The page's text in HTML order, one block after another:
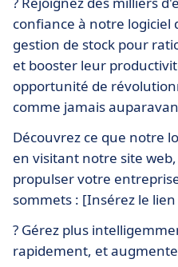
confiance à notre logiciel
gestion de stock pour
et booster leur
opportunité de
comme jamais
Découvrez ce que notre
en visitant notre site
propulser votre
sommets : [Insérez le
? Gérez plus
rapidement, et